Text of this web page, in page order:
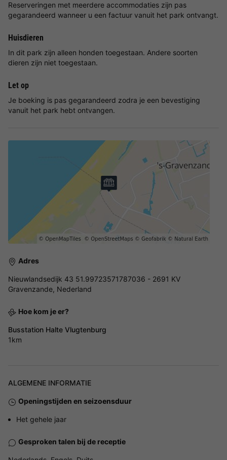
Reserveringen met meerdere accommodaties zijn pas
gegarandeerd wanneer u een factuur vanuit het park ontvangt.
Huisdieren
In dit park zijn alleen honden toegestaan. Andere soorten
dieren zijn niet toegestaan.
Let op
Je boeking is pas gegarandeerd zodra je een bevestiging
vanuit het park hebt ontvangen.
Adres
Nieuwlandsedijk 43 51.99723571787036 - 2691 KV
Gravenzande, Nederland
Hoe kom je er?
Busstation Halte Vlugtenburg
1km
ALGEMENE INFORMATIE
Openingstijden en seizoensduur
Het gehele jaar
Gesproken talen bij de receptie